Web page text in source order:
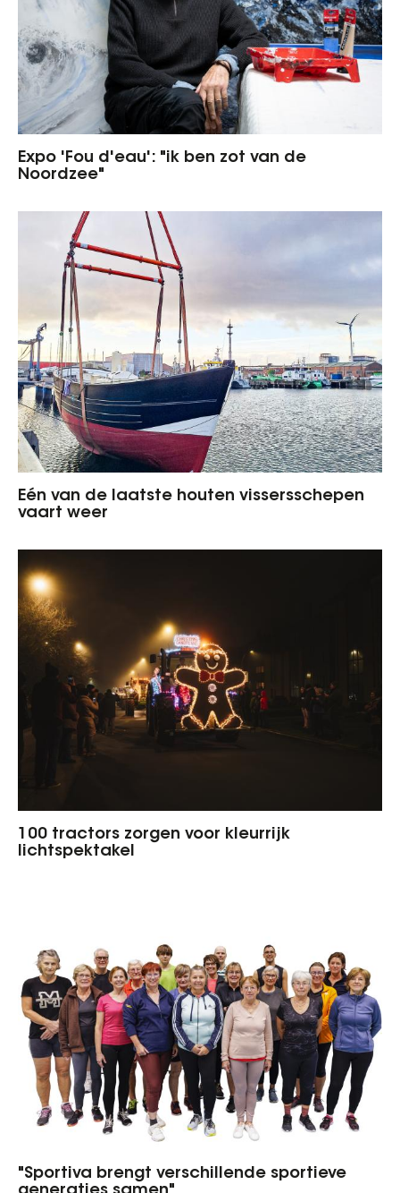
Expo 'Fou d'eau': "ik ben zot van de
Noordzee"
Eén van de laatste houten vissersschepen
vaart weer
100 tractors zorgen voor kleurrijk
lichtspektakel
"Sportiva brengt verschillende sportieve